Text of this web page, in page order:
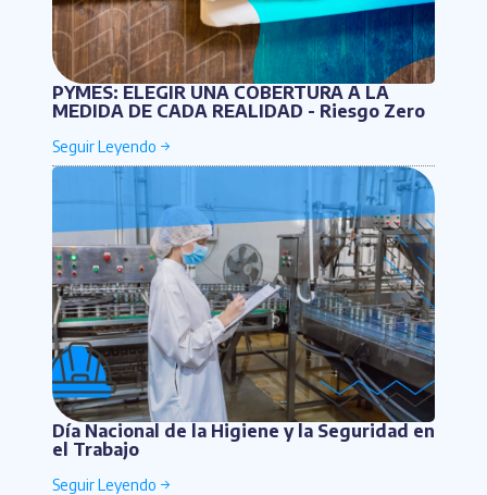
PYMES: ELEGIR UNA COBERTURA A LA
MEDIDA DE CADA REALIDAD - Riesgo Zero
Día Nacional de la Higiene y la Seguridad en
el Trabajo